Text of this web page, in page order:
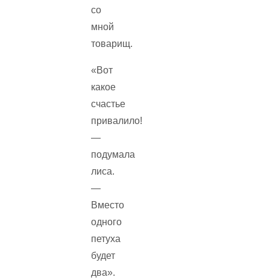
со
мной
товарищ.
«Вот
какое
счастье
привалило!
—
подумала
лиса.
—
Вместо
одного
петуха
будет
два».